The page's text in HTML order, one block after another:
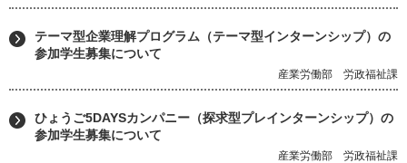
テーマ型企業理解プログラム（テーマ型インターンシップ）の
参加学生募集について
産業労働部 労政福祉課
ひょうご5DAYSカンパニー（探求型プレインターンシップ）の
参加学生募集について
産業労働部 労政福祉課